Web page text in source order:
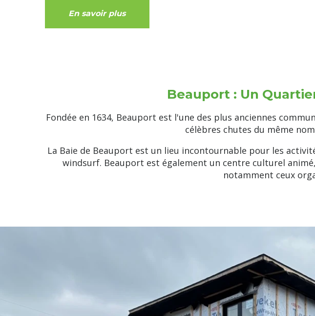
En savoir plus
Beauport : Un
Fondée en 1634, Beauport est l'une des plus anciennes
célèbres chutes du même
La Baie de Beauport est un lieu incontournable pour les
windsurf. Beauport est également un centre culturel
notamment ceux